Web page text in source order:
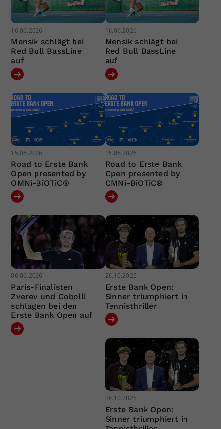
16.06.2026
Mensík schlägt bei
Red Bull BassLine
auf
16.06.2026
Mensík schlägt bei
Red Bull BassLine
auf
15.06.2026
Road to Erste Bank
Open presented by
OMNi-BiOTiC®
15.06.2026
Road to Erste Bank
Open presented by
OMNi-BiOTiC®
06.06.2026
Paris-Finalisten
Zverev und Cobolli
schlagen bei den
Erste Bank Open auf
26.10.2025
Erste Bank Open:
Sinner triumphiert in
Tennisthriller
26.10.2025
Erste Bank Open:
Sinner triumphiert in